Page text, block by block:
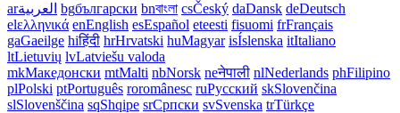
arالعربية bgбългарски bnবাংলা csČeský daDansk deDeutsch
elελληνικά enEnglish esEspañol eteesti fisuomi frFrançais
gaGaeilge hiहिंदी hrHrvatski huMagyar isÍslenska itItaliano
ltLietuvių lvLatviešu valoda
mkМакедонски mtMalti nbNorsk neनेपाली nlNederlands phFilipino
plPolski ptPortuguês roromânesc ruРусский skSlovenčina
slSlovenščina sqShqipe srСрпски svSvenska trTürkçe